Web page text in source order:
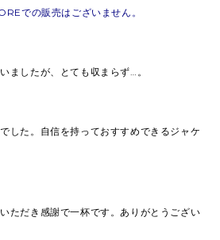
での販売はございません。
ましたが、とても収まらず…。
した。自信を持っておすすめできるジャケ
ただき感謝で一杯です。ありがとうござい